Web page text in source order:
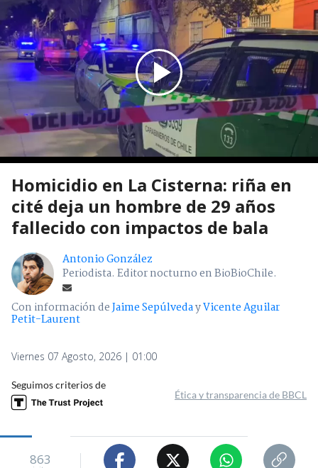
Homicidio en La Cisterna: riña en
cité deja un hombre de 29 años
fallecido con impactos de bala
Antonio González
Periodista. Editor nocturno en BioBioChile.
Con información deJaime SepúlvedayVicente Aguilar
Petit-Laurent
Viernes 07 Agosto, 2026 | 01:00
Seguimos criterios de
Ética y transparencia de BBCL
863